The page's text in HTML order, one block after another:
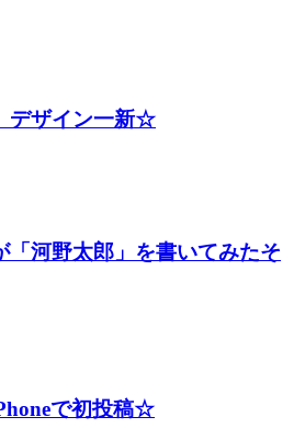
デザイン一新☆
「河野太郎」を書いてみたそ
で初投稿☆